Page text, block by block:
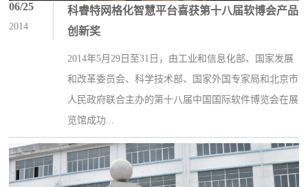
06/25
2014
科睿特网格化智慧平台喜获第十八届软博会产品
创新奖
2014年5月29日至31日，由工业和信息化部、国家发展
和改革委员会、科学技术部、国家外国专家局和北京市
人民政府联合主办的第十八届中国国际软件博览会在展
览馆成功...